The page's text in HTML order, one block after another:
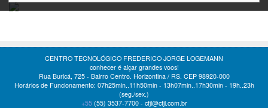
CENTRO TECNOLÓGICO FREDERICO JORGE LOGEMANN
conhecer é alçar grandes voos!
Rua Buricá, 725 - Bairro Centro. Horizontina / RS. CEP 98920-000
Horários de Funcionamento: 07h25min..11h50min - 13h07min..17h30min - 19h..23h
(seg./sex.)
+55 (55) 3537-7700 - cfjl@cfjl.com.br